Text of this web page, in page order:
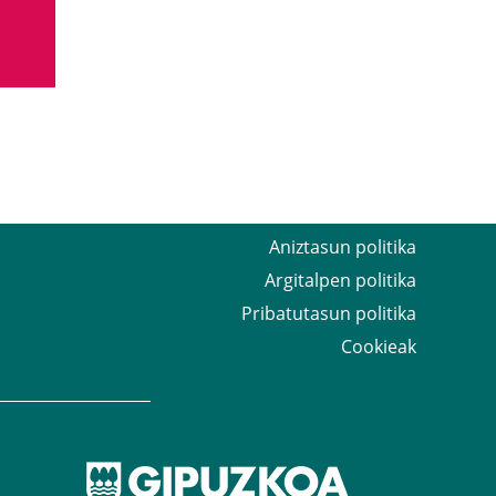
Aniztasun politika
Argitalpen politika
Pribatutasun politika
Cookieak